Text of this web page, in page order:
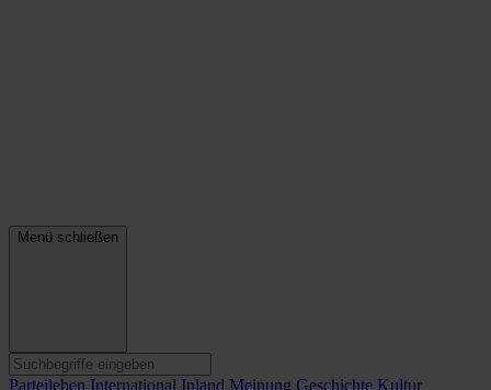
Menü schließen
Parteileben International Inland Meinung Geschichte Kultur